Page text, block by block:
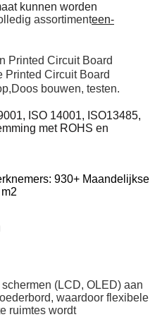
kunnen worden
assortimenteen-
Printed Circuit Board
Printed Circuit Board
,Doos bouwen, testen.
ISO 14001, ISO13485,
met ROHS en
930+ Maandelijkse
(LCD, OLED) aan
waardoor flexibele
ruimtes wordt